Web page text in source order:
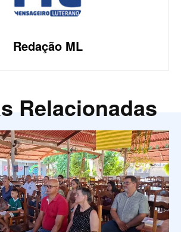
Redação ML
Relacionadas